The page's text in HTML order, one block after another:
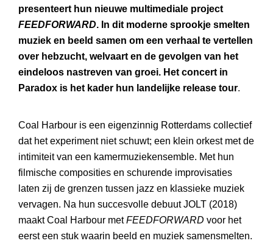
presenteert hun nieuwe multimediale project
FEEDFORWARD. In dit moderne sprookje smelten
muziek en beeld samen om een verhaal te vertellen
over hebzucht, welvaart en de gevolgen van het
eindeloos nastreven van groei. Het concert in
Paradox is het kader hun landelijke release tour.
Coal Harbour is een eigenzinnig Rotterdams collectief
dat het experiment niet schuwt; een klein orkest met de
intimiteit van een kamermuziekensemble. Met hun
filmische composities en schurende improvisaties
laten zij de grenzen tussen jazz en klassieke muziek
vervagen. Na hun succesvolle debuut JOLT (2018)
maakt Coal Harbour metFEEDFORWARD voor het
eerst een stuk waarin beeld en muziek samensmelten.